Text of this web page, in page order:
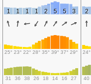
1 1 1 1 2 5 5 3 2
25° 23° 22° 28° 35° 39° 37° 29° 24°
31 36 38 26 18 14 16 27 40